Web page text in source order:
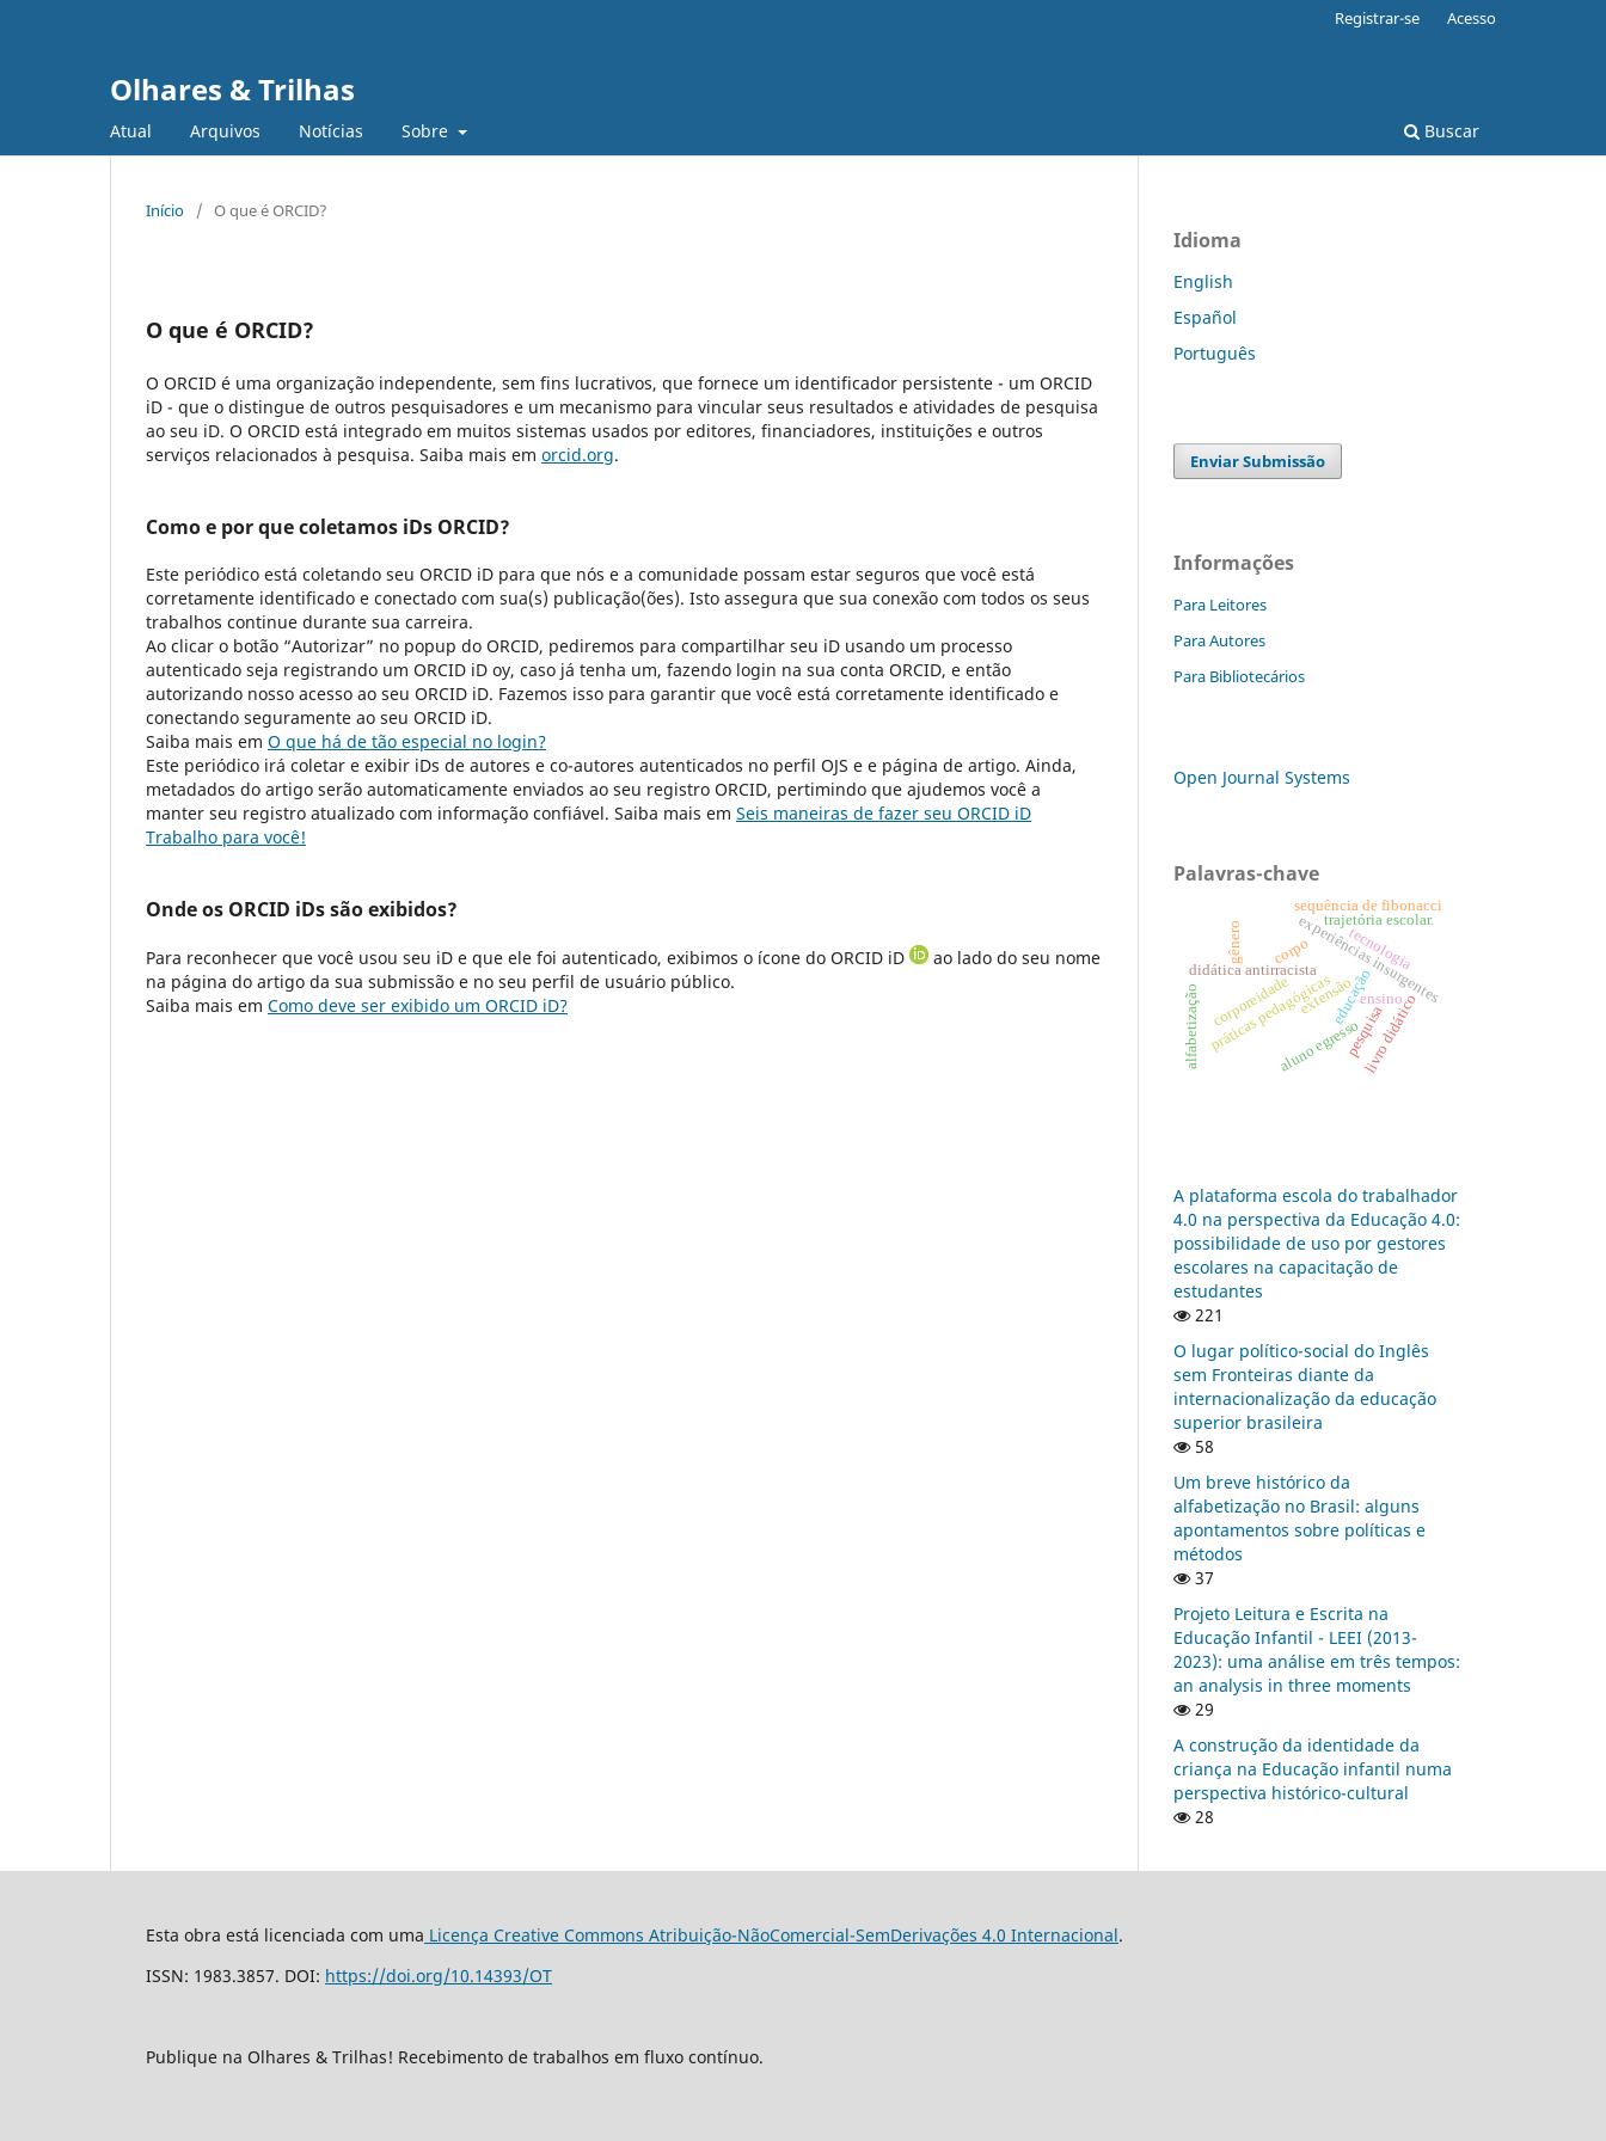
Olhares & Trilhas
Atual Arquivos Notícias Sobre Buscar
Registrar-se Acesso
Início / O que é ORCID?
O que é ORCID?
O ORCID é uma organização independente, sem fins lucrativos, que fornece um identificador persistente - um ORCID
iD - que o distingue de outros pesquisadores e um mecanismo para vincular seus resultados e atividades de pesquisa
ao seu iD. O ORCID está integrado em muitos sistemas usados por editores, financiadores, instituições e outros
serviços relacionados à pesquisa. Saiba mais em orcid.org.
Como e por que coletamos iDs ORCID?
Este periódico está coletando seu ORCID iD para que nós e a comunidade possam estar seguros que você está
corretamente identificado e conectado com sua(s) publicação(ões). Isto assegura que sua conexão com todos os seus
trabalhos continue durante sua carreira.
Ao clicar o botão “Autorizar” no popup do ORCID, pediremos para compartilhar seu iD usando um processo
autenticado seja registrando um ORCID iD oy, caso já tenha um, fazendo login na sua conta ORCID, e então
autorizando nosso acesso ao seu ORCID iD. Fazemos isso para garantir que você está corretamente identificado e
conectando seguramente ao seu ORCID iD.
Saiba mais em O que há de tão especial no login?
Este periódico irá coletar e exibir iDs de autores e co-autores autenticados no perfil OJS e e página de artigo. Ainda,
metadados do artigo serão automaticamente enviados ao seu registro ORCID, pertimindo que ajudemos você a
manter seu registro atualizado com informação confiável. Saiba mais em Seis maneiras de fazer seu ORCID iD
Trabalho para você!
Onde os ORCID iDs são exibidos?
Para reconhecer que você usou seu iD e que ele foi autenticado, exibimos o ícone do ORCID iD
ao lado do seu nome
na página do artigo da sua submissão e no seu perfil de usuário público.
Saiba mais em Como deve ser exibido um ORCID iD?
Idioma
English
Español
Português
Enviar Submissão
Informações
Para Leitores
Para Autores
Para Bibliotecários
Open Journal Systems
Palavras-chave
educação
corpo
ensino
pesquisa
extensão
práticas pedagógicas
didática antirracistaexperiências insurgentes
trajetória escolar.
aluno egresso
alfabetização
gênero
corporeidade
tecnologia
sequência de fibonacci
livro didático
A plataforma escola do trabalhador
4.0 na perspectiva da Educação 4.0:
possibilidade de uso por gestores
escolares na capacitação de
estudantes
221
O lugar político-social do Inglês
sem Fronteiras diante da
internacionalização da educação
superior brasileira
58
Um breve histórico da
alfabetização no Brasil: alguns
apontamentos sobre políticas e
métodos
37
Projeto Leitura e Escrita na
Educação Infantil - LEEI (2013-
2023): uma análise em três tempos:
an analysis in three moments
29
A construção da identidade da
criança na Educação infantil numa
perspectiva histórico-cultural
28
Esta obra está licenciada com uma Licença Creative Commons Atribuição-NãoComercial-SemDerivações 4.0 Internacional.
ISSN: 1983.3857. DOI: https://doi.org/10.14393/OT
Publique na Olhares & Trilhas! Recebimento de trabalhos em fluxo contínuo.